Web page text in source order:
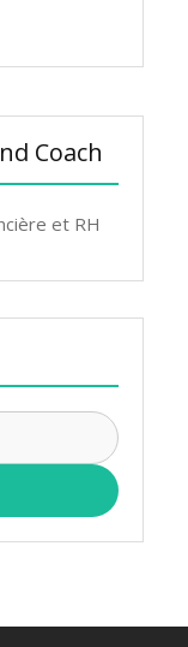
Coach
et RH